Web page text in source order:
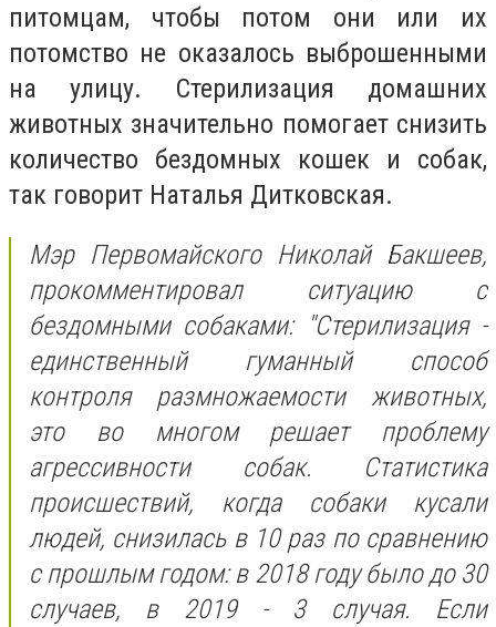
питомцам, чтобы потом они или их
потомство не оказалось выброшенными
на улицу. Стерилизация домашних
животных значительно помогает снизить
количество бездомных кошек и собак,
так говорит Наталья Дитковская.
Мэр Первомайского Николай Бакшеев,
прокомментировал ситуацию с
бездомными собаками: "Стерилизация -
единственный гуманный способ
контроля размножаемости животных,
это во многом решает проблему
агрессивности собак. Статистика
происшествий, когда собаки кусали
людей, снизилась в 10 раз по сравнению
с прошлым годом: в 2018 году было до 30
случаев, в 2019 - 3 случая. Если